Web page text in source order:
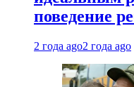
поведение
2 года ago2 года ago